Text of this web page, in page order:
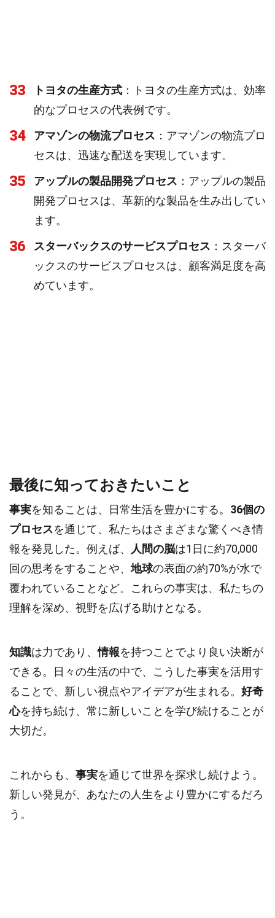
33 トヨタの生産方式 ：トヨタの生産方式は、効率
的なプロセスの代表例です。
34 アマゾンの物流プロセス ：アマゾンの物流プロ
セスは、迅速な配送を実現しています。
35 アップルの製品開発プロセス ：アップルの製品
開発プロセスは、革新的な製品を生み出してい
ます。
36 スターバックスのサービスプロセス ：スターバ
ックスのサービスプロセスは、顧客満足度を高
めています。
最後に知っておきたいこと
事実を知ることは、日常生活を豊かにする。 36個の
プロセスを通じて、私たちはさまざまな驚くべき情
報を発見した。例えば、
人間の脳は1日に約70,000
回の思考をすることや、地球の表面の約70%が水で
覆われていることなど。これらの事実は、私たちの
理解を深め、視野を広げる助けとなる。
知識は力であり、情報を持つことでより良い決断が
できる。日々の生活の中で、こうした事実を活用す
ることで、新しい視点やアイデアが生まれる。 好奇
心を持ち続け、常に新しいことを学び続けることが
大切だ。
これからも、 事実を通じて世界を探求し続けよう。
新しい発見が、あなたの人生をより豊かにするだろ
う。